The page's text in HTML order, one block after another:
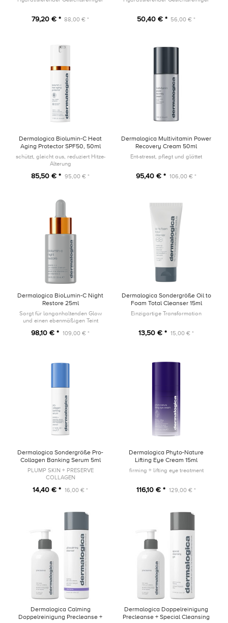
79,20 € * 88,00 € * 50,40 € * 56,00 € *
Dermalogica Biolumin-C Heat
Aging Protector SPF50, 50ml
schützt, gleicht aus, reduziert Hitze-
Alterung
85,50 € * 95,00 € *
Dermalogica Multivitamin Power
Recovery Cream 50ml
Ent-stresst, pflegt und glättet
95,40 € * 106,00 € *
Dermalogica BioLumin-C Night
Restore 25ml
Sorgt für langanhaltenden Glow
und einen ebenmäßigen Teint
98,10 € * 109,00 € *
Dermalogica Sondergröße Oil to
Foam Total Cleanser 15ml
Einzigartige Transformation
13,50 € * 15,00 € *
Dermalogica Sondergröße Pro-
Collagen Banking Serum 5ml
PLUMP SKIN + PRESERVE
COLLAGEN
14,40 € * 16,00 € *
Dermalogica Phyto-Nature
Lifting Eye Cream 15ml
firming + lifting eye treatment
116,10 € * 129,00 € *
Dermalogica Calming
Doppelreinigung Precleanse +
Dermalogica Doppelreinigung
Precleanse + Special Cleansing